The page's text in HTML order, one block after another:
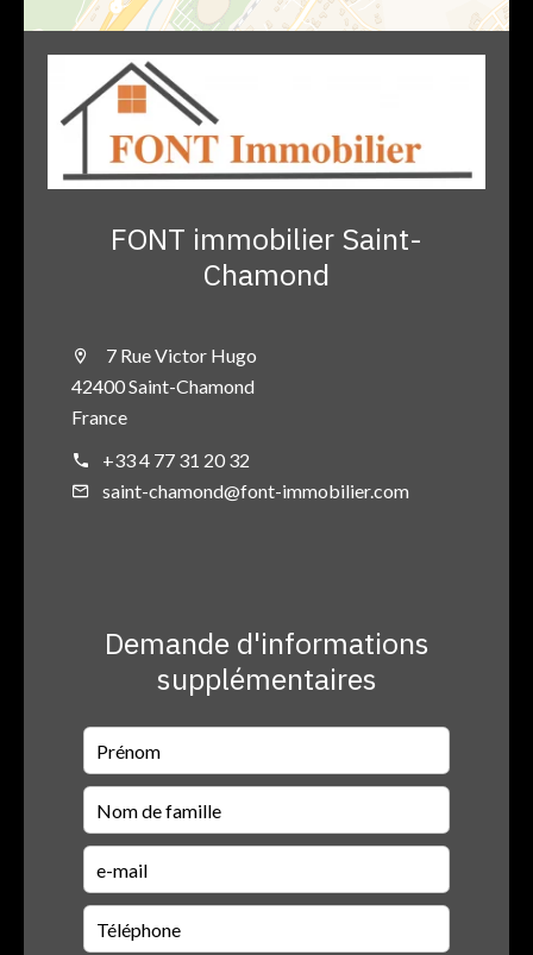
FONT immobilier Saint-
Chamond
7 Rue Victor Hugo
42400 Saint-Chamond
France
+33 4 77 31 20 32
saint-chamond@font-immobilier.com
Demande d'informations
supplémentaires